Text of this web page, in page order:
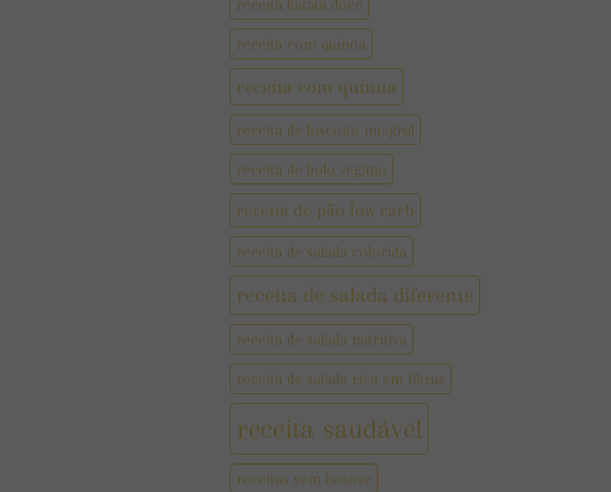
receita batata doce
receita com quinoa
receita com quinua
receita de biscoito integral
receita de bolo vegano
receita de pão low carb
receita de salada colorida
receita de salada diferente
receita de salada nutritiva
receita de salada rica em fibras
receita saudável
receitas sem lactose